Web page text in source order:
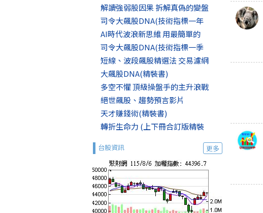
解讀強弱股因果 拆解真偽的變盤
司令大飆股DNA(技術指標一年
AI時代波浪新思維 用最簡單的
司令大飆股DNA(技術指標一季
短線、波段飆股精選法 交易濾網
大飆股DNA(精裝書)
多空不懼 頂級操盤手的主升浪戰
絕世飆股、趨勢預言影片
天才賺錢術(精裝書)
轉折生命力 (上下冊合訂版精裝
台股資訊 更多